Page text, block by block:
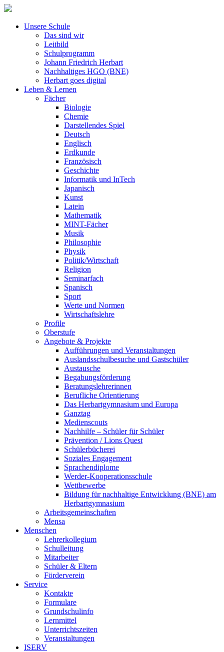
Unsere Schule
Das sind wir
Leitbild
Schulprogramm
Johann Friedrich Herbart
Nachhaltiges HGO (BNE)
Herbart goes digital
Leben & Lernen
Fächer
Biologie
Chemie
Darstellendes Spiel
Deutsch
Englisch
Erdkunde
Französisch
Geschichte
Informatik und InTech
Japanisch
Kunst
Latein
Mathematik
MINT-Fächer
Musik
Philosophie
Physik
Politik/Wirtschaft
Religion
Seminarfach
Spanisch
Sport
Werte und Normen
Wirtschaftslehre
Profile
Oberstufe
Angebote & Projekte
Aufführungen und Veranstaltungen
Auslandsschulbesuche und Gastschüler
Austausche
Begabungsförderung
Beratungslehrerinnen
Berufliche Orientierung
Das Herbartgymnasium und Europa
Ganztag
Medienscouts
Nachhilfe – Schüler für Schüler
Prävention / Lions Quest
Schülerbücherei
Soziales Engagement
Sprachendiplome
Werder-Kooperationsschule
Wettbewerbe
Bildung für nachhaltige Entwicklung (BNE) am
Herbartgymnasium
Arbeitsgemeinschaften
Mensa
Menschen
Lehrerkollegium
Schulleitung
Mitarbeiter
Schüler & Eltern
Förderverein
Service
Kontakte
Formulare
Grundschulinfo
Lernmittel
Unterrichtszeiten
Veranstaltungen
ISERV